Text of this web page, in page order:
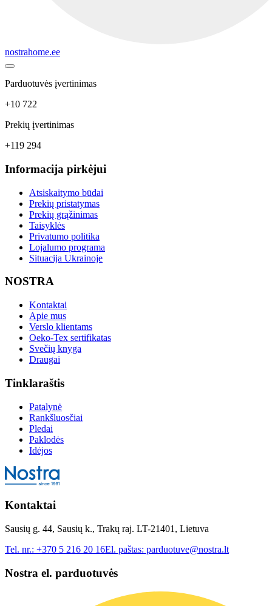
nostrahome.ee
Parduotuvės įvertinimas
+10 722
Prekių įvertinimas
+119 294
Informacija pirkėjui
Atsiskaitymo būdai
Prekių pristatymas
Prekių grąžinimas
Taisyklės
Privatumo politika
Lojalumo programa
Situacija Ukrainoje
NOSTRA
Kontaktai
Apie mus
Verslo klientams
Oeko-Tex sertifikatas
Svečių knyga
Draugai
Tinklaraštis
Patalynė
Rankšluosčiai
Pledai
Paklodės
Idėjos
Kontaktai
Sausių g. 44, Sausių k., Trakų raj. LT-21401, Lietuva
Tel. nr.: +370 5 216 20 16El. paštas: parduotuve@nostra.lt
Nostra el. parduotuvės